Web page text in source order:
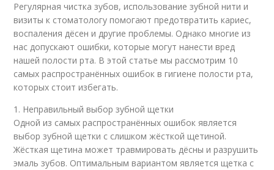
Регулярная чистка зубов, использование зубной нити и
визиты к стоматологу помогают предотвратить кариес,
воспаления дёсен и другие проблемы. Однако многие из
нас допускают ошибки, которые могут нанести вред
нашей полости рта. В этой статье мы рассмотрим 10
самых распространённых ошибок в гигиене полости рта,
которых стоит избегать.
1. Неправильный выбор зубной щетки
Одной из самых распространённых ошибок является
выбор зубной щетки с слишком жёсткой щетиной.
Жёсткая щетина может травмировать дёсны и разрушить
эмаль зубов. Оптимальным вариантом является щетка с